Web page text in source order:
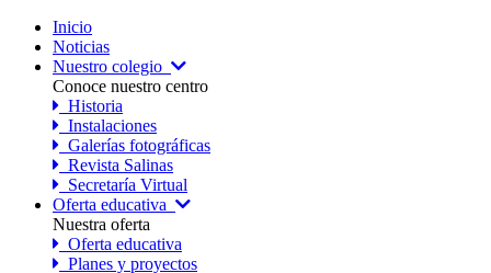
Inicio
Noticias
Nuestro colegio
Conoce nuestro centro
Historia
Instalaciones
Galerías fotográficas
Revista Salinas
Secretaría Virtual
Oferta educativa
Nuestra oferta
Oferta educativa
Planes y proyectos